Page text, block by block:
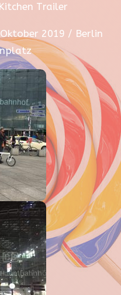
Trailer
2019 / Berlin